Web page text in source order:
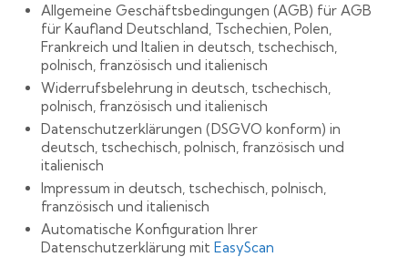
Allgemeine Geschäftsbedingungen (AGB) für AGB
für Kaufland Deutschland, Tschechien, Polen,
Frankreich und Italien in deutsch, tschechisch,
polnisch, französisch und italienisch
Widerrufsbelehrung in deutsch, tschechisch,
polnisch, französisch und italienisch
Datenschutzerklärungen (DSGVO konform) in
deutsch, tschechisch, polnisch, französisch und
italienisch
Impressum in deutsch, tschechisch, polnisch,
französisch und italienisch
Automatische Konfiguration Ihrer
Datenschutzerklärung mit EasyScan